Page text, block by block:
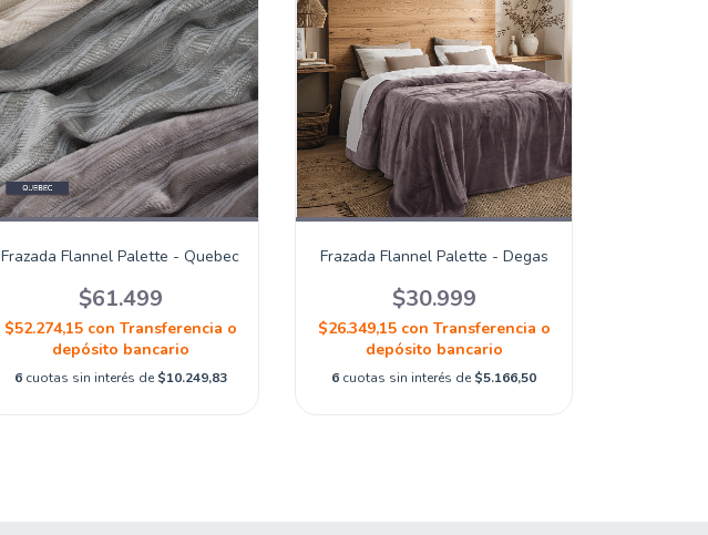
Frazada Flannel Palette - Quebec
$61.499
$52.274,15 con Transferencia o
depósito bancario
6 cuotas sin interés de $10.249,83
Frazada Flannel Palette - Degas
$30.999
$26.349,15 con Transferencia o
depósito bancario
6 cuotas sin interés de $5.166,50